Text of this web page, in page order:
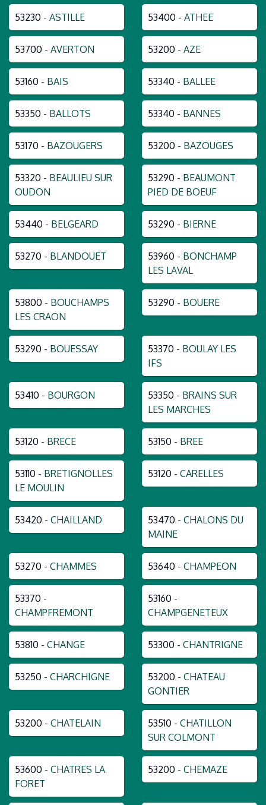
53230 - ASTILLE 53400 - ATHEE
53700 - AVERTON 53200 - AZE
53160 - BAIS 53340 - BALLEE
53350 - BALLOTS 53340 - BANNES
53170 - BAZOUGERS 53200 - BAZOUGES
53320 - BEAULIEU SUR
OUDON
53290 - BEAUMONT
PIED DE BOEUF
53440 - BELGEARD 53290 - BIERNE
53270 - BLANDOUET 53960 - BONCHAMP
LES LAVAL
53800 - BOUCHAMPS
LES CRAON
53290 - BOUERE
53290 - BOUESSAY 53370 - BOULAY LES
IFS
53410 - BOURGON 53350 - BRAINS SUR
LES MARCHES
53120 - BRECE 53150 - BREE
53110 - BRETIGNOLLES
LE MOULIN
53120 - CARELLES
53420 - CHAILLAND 53470 - CHALONS DU
MAINE
53270 - CHAMMES 53640 - CHAMPEON
53370 -
CHAMPFREMONT
53160 -
CHAMPGENETEUX
53810 - CHANGE 53300 - CHANTRIGNE
53250 - CHARCHIGNE 53200 - CHATEAU
GONTIER
53200 - CHATELAIN 53510 - CHATILLON
SUR COLMONT
53600 - CHATRES LA
FORET
53200 - CHEMAZE